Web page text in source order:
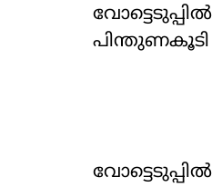
പിന്തുണകൂടി